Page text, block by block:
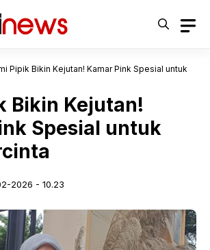
Pipik Bikin Kejutan! Kamar Pink Spesial untuk
Bikin Kejutan!
Spesial untuk
2026 - 10.23